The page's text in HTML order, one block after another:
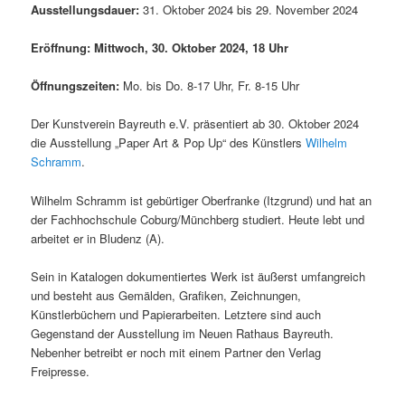
Ausstellungsdauer: 31. Oktober 2024 bis 29. November 2024
Eröffnung:Mittwoch, 30. Oktober 2024, 18 Uhr
Öffnungszeiten: Mo. bis Do. 8-17 Uhr, Fr. 8-15 Uhr
Der Kunstverein Bayreuth e.V. präsentiert ab 30. Oktober 2024
die Ausstellung „Paper Art & Pop Up“ des KünstlersWilhelm
Schramm.
Wilhelm Schramm ist gebürtiger Oberfranke (Itzgrund) und hat an
der Fachhochschule Coburg/Münchberg studiert. Heute lebt und
arbeitet er in Bludenz (A).
Sein in Katalogen dokumentiertes Werk ist äußerst umfangreich
und besteht aus Gemälden, Grafiken, Zeichnungen,
Künstlerbüchern und Papierarbeiten. Letztere sind auch
Gegenstand der Ausstellung im Neuen Rathaus Bayreuth.
Nebenher betreibt er noch mit einem Partner den Verlag
Freipresse.